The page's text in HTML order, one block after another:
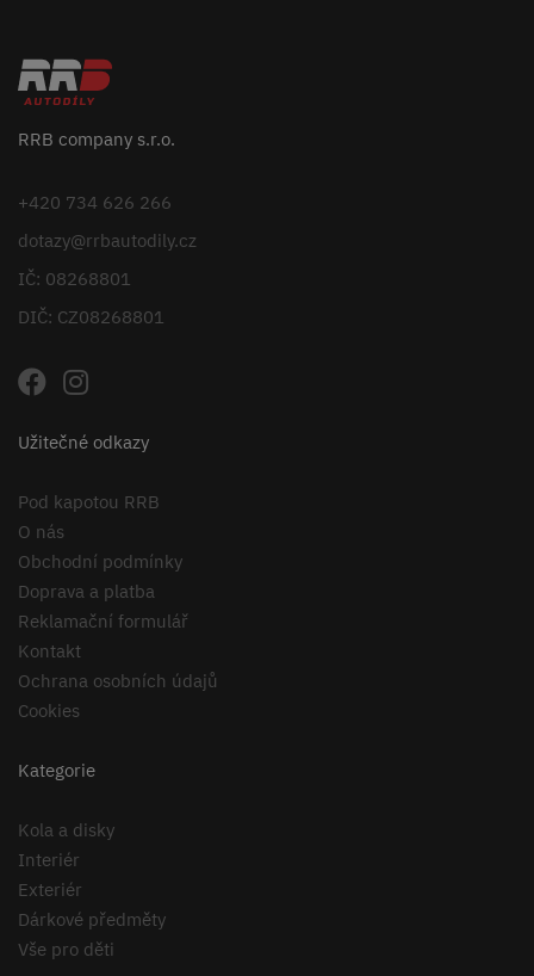
RRB company s.r.o.
+420 734 626 266
dotazy@rrbautodily.cz
IČ: 08268801
DIČ: CZ08268801
Užitečné odkazy
Pod kapotou RRB
O nás
Obchodní podmínky
Doprava a platba
Reklamační formulář
Kontakt
Ochrana osobních údajů
Cookies
Kategorie
Kola a disky
Interiér
Exteriér
Dárkové předměty
Vše pro děti